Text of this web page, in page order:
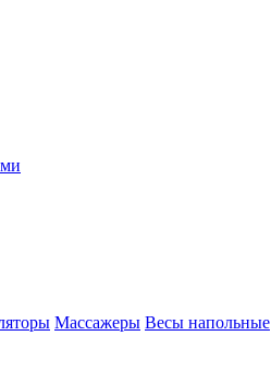
Массажеры Весы напольные